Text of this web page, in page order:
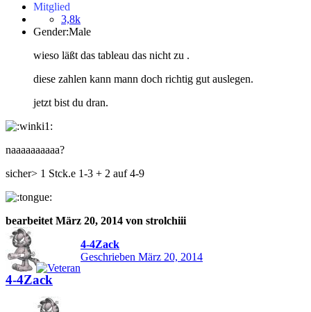
Mitglied
3,8k
Gender:Male
wieso läßt das tableau das nicht zu .
diese zahlen kann mann doch richtig gut auslegen.
jetzt bist du dran.
naaaaaaaaaa?
sicher> 1 Stck.e 1-3 + 2 auf 4-9
bearbeitet März 20, 2014 von strolchiii
4-4Zack
Geschrieben März 20, 2014
4-4Zack